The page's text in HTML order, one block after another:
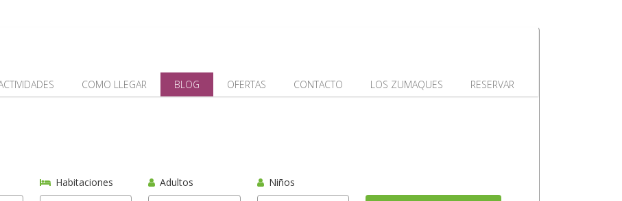
COMO LLEGAR BLOG OFERTAS CONTACTO LOS ZUMAQUES RESERVAR
Habitaciones Adultos Niños